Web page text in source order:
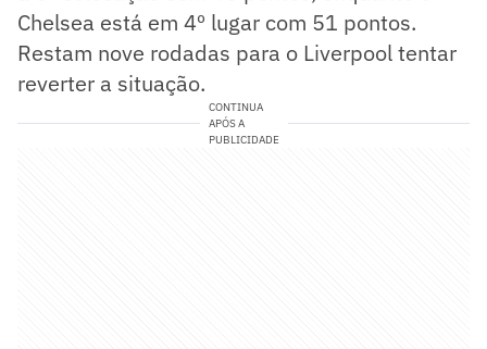
Chelsea está em 4º lugar com 51 pontos.
Restam nove rodadas para o Liverpool tentar
reverter a situação.
CONTINUA
APÓS A
PUBLICIDADE